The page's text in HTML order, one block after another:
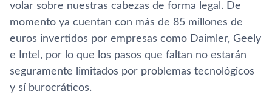
volar sobre nuestras cabezas de forma legal. De
momento ya cuentan con más de 85 millones de
euros invertidos por empresas como Daimler, Geely
e Intel, por lo que los pasos que faltan no estarán
seguramente limitados por problemas tecnológicos
y sí burocráticos.